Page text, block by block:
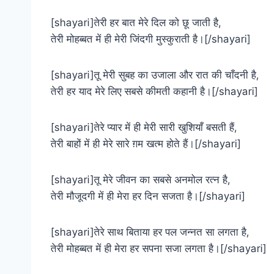
[shayari]तेरी हर बात मेरे दिल को छू जाती है,
तेरी मोहब्बत में ही मेरी जिंदगी मुस्कुराती है।[/shayari]
[shayari]तू मेरी सुबह का उजाला और रात की चाँदनी है,
तेरी हर याद मेरे लिए सबसे कीमती कहानी है।[/shayari]
[shayari]तेरे प्यार में ही मेरी सारी खुशियाँ बसती हैं,
तेरी बाहों में ही मेरे सारे ग़म खत्म होते हैं।[/shayari]
[shayari]तू मेरे जीवन का सबसे अनमोल रत्न है,
तेरी मौजूदगी में ही मेरा हर दिन सजता है।[/shayari]
[shayari]तेरे साथ बिताया हर पल जन्नत सा लगता है,
तेरी मोहब्बत में ही मेरा हर सपना सजा लगता है।[/shayari]